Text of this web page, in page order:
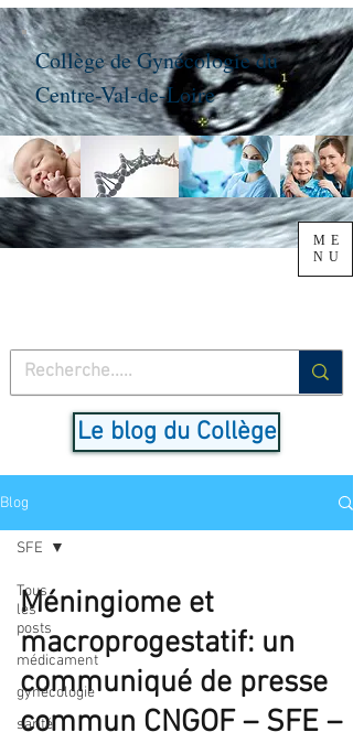
Le blog du Collège
ME
NU
Collège de Gynécologie du
Centre-Val-de-Loire
Blog
Tous
les
posts
médicament
gynécologie
santé
SFE
Méningiome et
macroprogestatif: un
communiqué de presse
commun CNGOF – SFE –